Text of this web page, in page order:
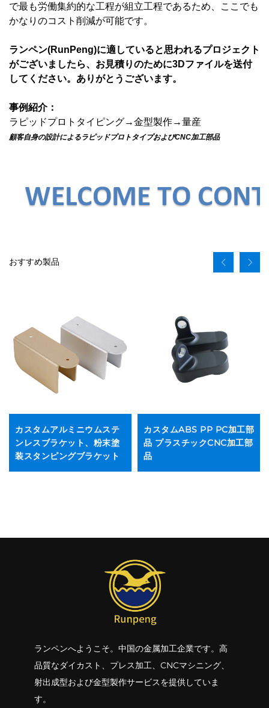
で最も労働集約的な工程が組立工程であるため、ここでも
かなりのコスト削減が可能です。
ランペン(RunPeng)に適していると思われるプロジェクト
がございましたら、お見積りのために3Dファイルを送付
してください。ありがとうございます。
事例紹介：
ラピッドプロトタイピング→金型製作→量産
顧客自身の設計によるラピッドプロトタイプおよびCNC加工部品
おすすめ製品
カスタムアルミニウムステ
ンレスブラケット、粉末塗
装スタンピングブラケット
カスタムABS PP PC加工部
品 プラスチックCNC加工部
品
ランペンへようこそ。中国の金属加工企業です。高
品質なダイカスト、プレス加工、CNCマシニング、
射出成型および金型製作サービスを提供していま
す。